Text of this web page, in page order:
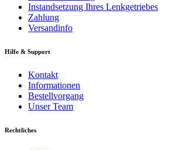
Instandsetzung Ihres Lenkgetriebes
Zahlung
Versandinfo
Hilfe & Support
Kontakt
Informationen
Bestellvorgang
Unser Team
Rechtliches